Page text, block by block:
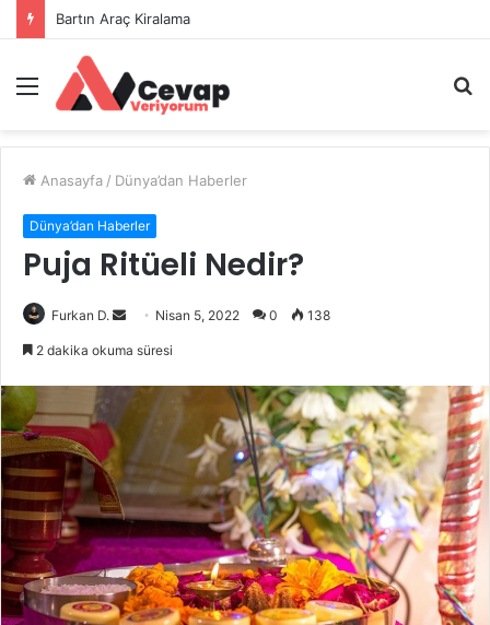
Bartın Araç Kiralama
Menü
...
Anasayfa / Dünya’dan Haberler
Dünya’dan Haberler
Puja Ritüeli Nedir?
Furkan D.
Bir
göndermek
Nisan 5, 2022 0 138
2 dakika okuma süresi